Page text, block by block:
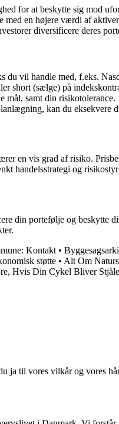
for at beskytte sig mod
med en højere værdi af
diversificere deres
du vil handle med, f.eks.
short (sælge) på
mål, samt din risikotolerance.
kan du eksekvere
en vis grad af risiko.
handelsstrategi og
din portefølje og beskytte
Kontakt •
støtte • Alt Om
Hvis Din Cykel Bliver
ja til vores vilkår og vores